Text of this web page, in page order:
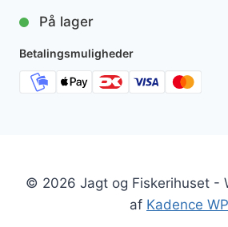
På lager
Betalingsmuligheder
© 2026 Jagt og Fiskerihuset -
af Kadence WP